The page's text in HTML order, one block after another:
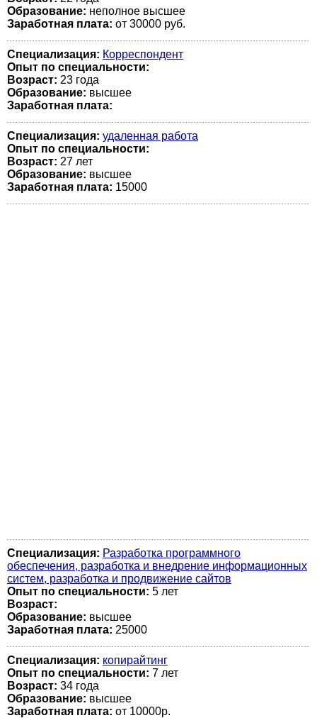
Образование: неполное высшее
Заработная плата: от 30000 руб.
Специализация: Корреспондент
Опыт по специальности:
Возраст: 23 годa
Образование: высшее
Заработная плата:
Специализация: удаленная работа
Опыт по специальности:
Возраст: 27 лет
Образование: высшее
Заработная плата: 15000
Специализация: Разработка программного
обеспечения, разработка и внедрение информационных
систем, разработка и продвижение сайтов
Опыт по специальности: 5 лет
Возраст:
Образование: высшее
Заработная плата: 25000
Специализация: копирайтинг
Опыт по специальности: 7 лет
Возраст: 34 годa
Образование: высшее
Заработная плата: от 10000р.